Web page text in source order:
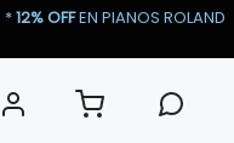
*12% OFFEN PIANOS ROLAND